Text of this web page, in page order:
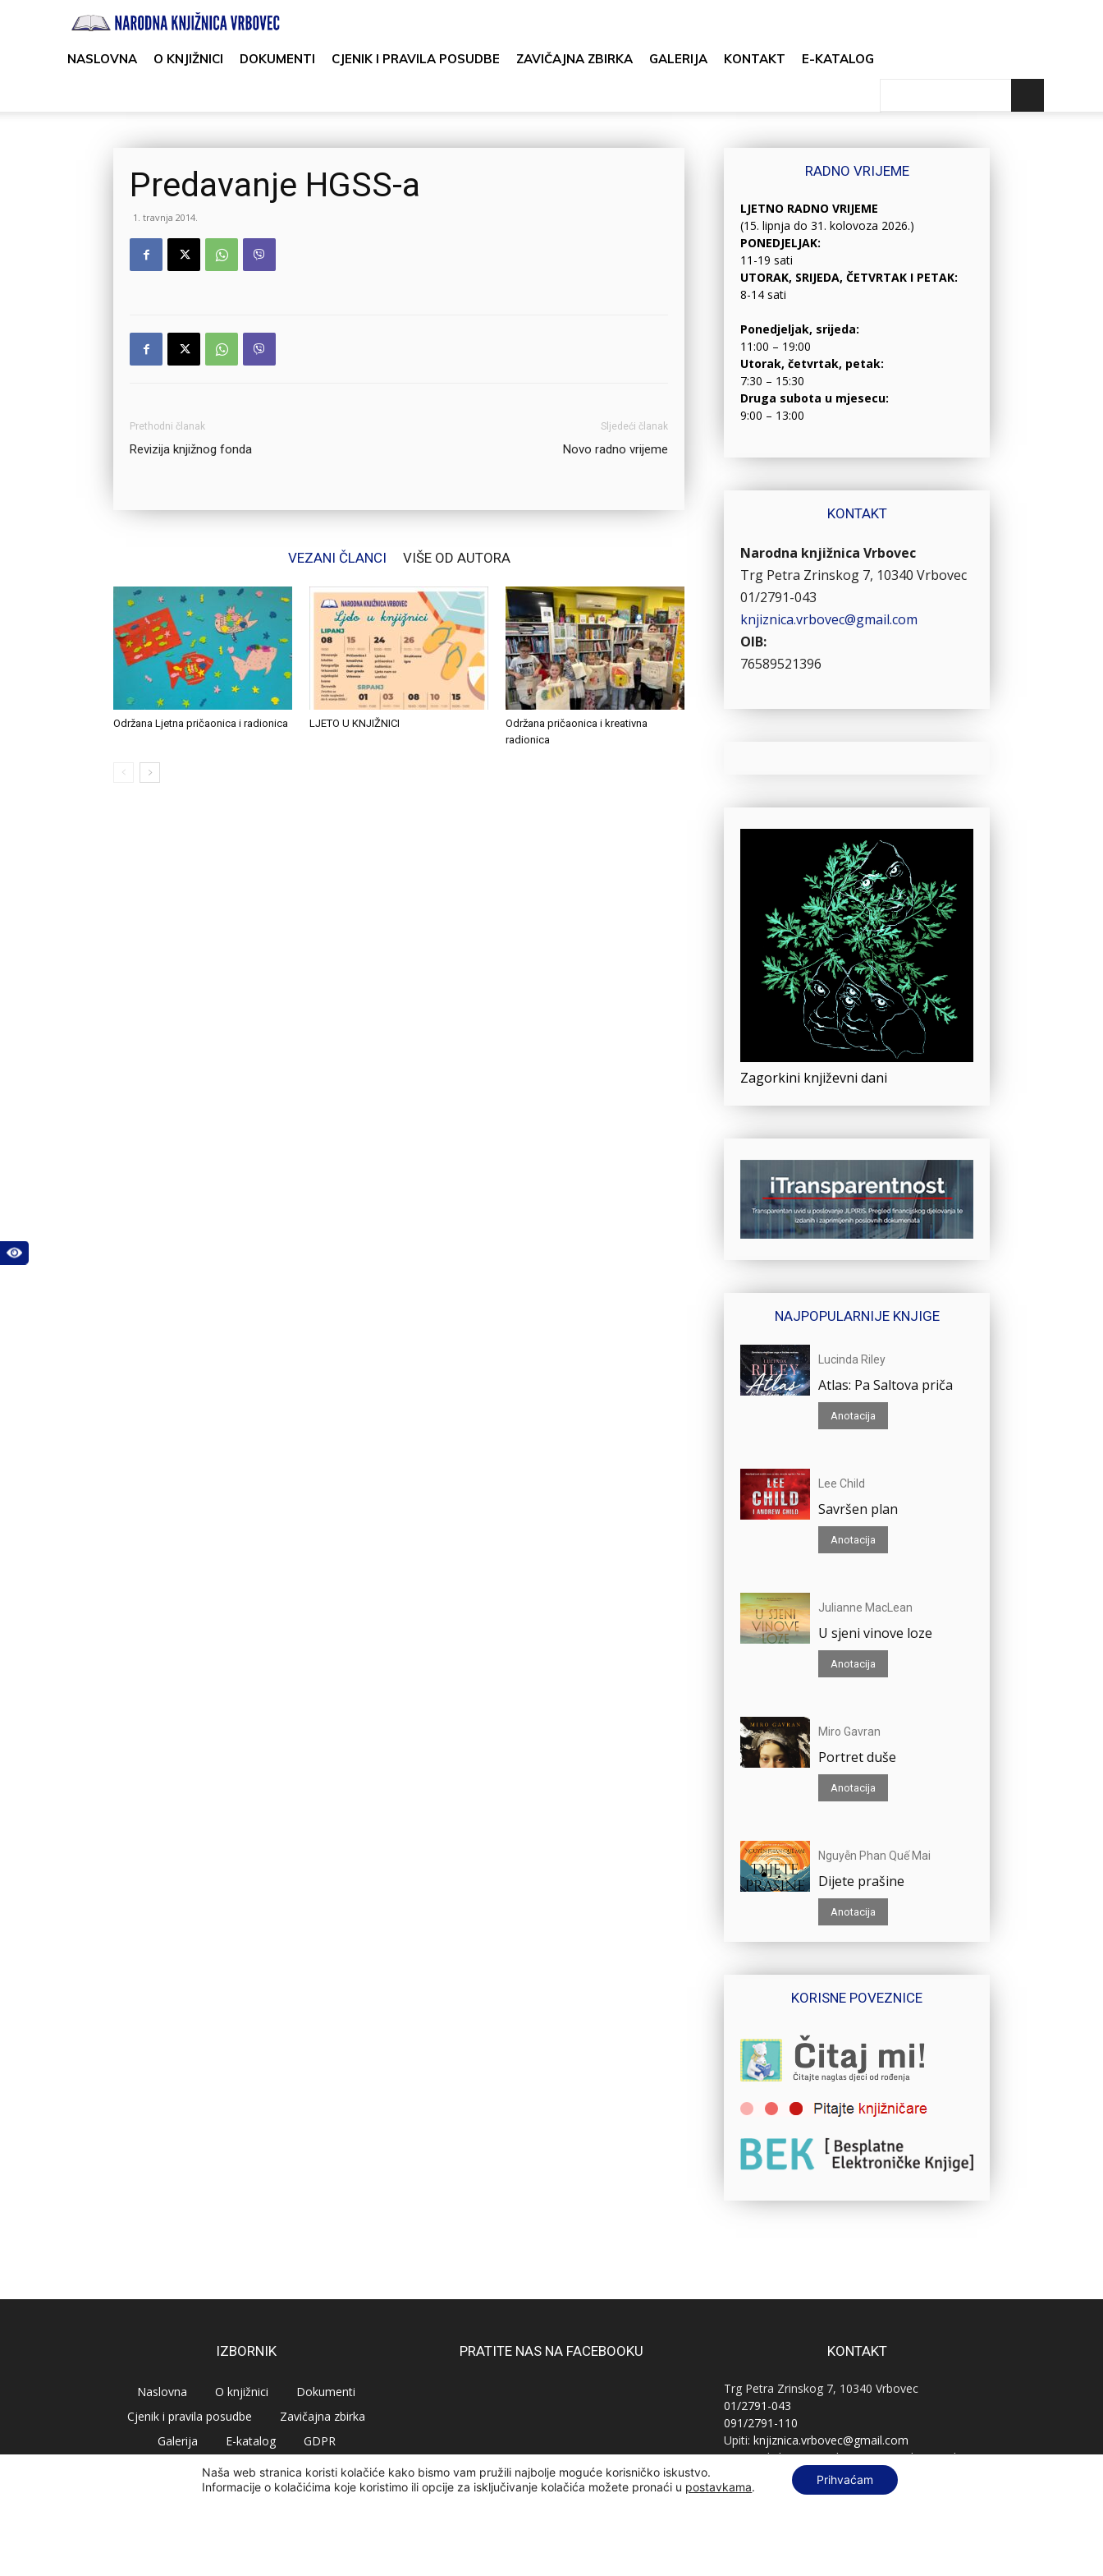
knjižnica
NASLOVNA O KNJIŽNICI DOKUMENTI CJENIK I PRAVILA POSUDBE ZAVIČAJNA ZBIRKA GALERIJA KONTAKT E-KATALOG
Predavanje HGSS-a
1. travnja 2014.
Prethodni članak
Revizija knjižnog fonda
Sljedeći članak
Novo radno vrijeme
VEZANI ČLANCI VIŠE OD AUTORA
Održana Ljetna pričaonica i radionica LJETO U KNJIŽNICI
Održana pričaonica i kreativna
radionica
RADNO VRIJEME
LJETNO RADNO VRIJEME
(15. lipnja do 31. kolovoza 2026.)
PONEDJELJAK:
11-19 sati
UTORAK, SRIJEDA, ČETVRTAK I PETAK:
8-14 sati
Ponedjeljak, srijeda:
11:00 – 19:00
Utorak, četvrtak, petak:
7:30 – 15:30
Druga subota u mjesecu:
9:00 – 13:00
KONTAKT
Narodna knjižnica Vrbovec
Trg Petra Zrinskog 7, 10340 Vrbovec
01/2791-043
knjiznica.vrbovec@gmail.com
OIB:
76589521396
Zagorkini književni dani
NAJPOPULARNIJE KNJIGE
Lucinda Riley
Atlas: Pa Saltova priča
Anotacija
Lee Child
Savršen plan
Anotacija
Julianne MacLean
U sjeni vinove loze
Anotacija
Miro Gavran
Portret duše
Anotacija
Nguyễn Phan Quế Mai
Dijete prašine
Anotacija
KORISNE POVEZNICE
IZBORNIK
Naslovna O knjižnici
Dokumenti
Cjenik i pravila posudbe
Zavičajna zbirka
Galerija
E-katalog GDPR
PRATITE NAS NA FACEBOOKU KONTAKT
Trg Petra Zrinskog 7, 10340 Vrbovec
01/2791-043
091/2791-110
Upiti: knjiznica.vrbovec@gmail.com
Ravnatelj:knjiznica.vrbovec.ravnatelj@gmail.com
76589521396
Naša web stranica koristi kolačiće kako bismo vam pružili najbolje moguće korisničko iskustvo.
Informacije o kolačićima koje koristimo ili opcije za isključivanje kolačića možete pronaći u postavkama.
Prihvaćam